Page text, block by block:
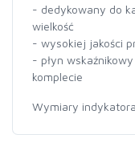
- dedykowany do
wielkość
- wysokiej jakości
- płyn
komplecie
Wymiary